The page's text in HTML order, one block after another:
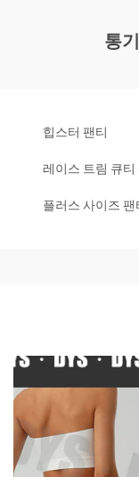
통
힙스터 팬티
레이스 트림 큐티
플러스 사이즈 팬